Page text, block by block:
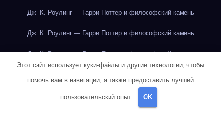
Дж. К. Роулинг — Гарри Поттер и философский камень
Дж. К. Роулинг — Гарри Поттер и философский камень
Дж. К. Роулинг — Гарри Поттер и философский камень
Дж. К. Роулинг — Гарри Поттер и философский камень
Этот сайт использует куки-файлы и другие технологии, чтобы
помочь вам в навигации, а также предоставить лучший
пользовательский опыт. OK